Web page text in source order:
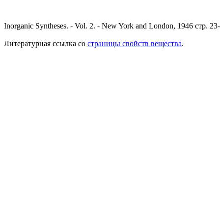
Inorganic Syntheses. - Vol. 2. - New York and London, 1946 стр.
Литературная ссылка со страницы свойств вещества.